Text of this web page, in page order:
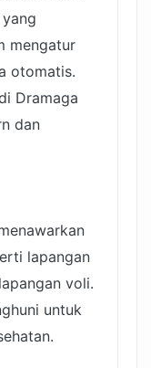
mengatur
otomatis.
Dramaga
dan
lapangan
voli.
untuk